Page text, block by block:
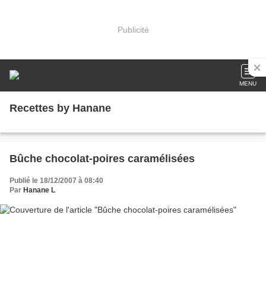
Publicité
MENU
Recettes by Hanane
Bûche chocolat-poires caramélisées
Publié le 18/12/2007 à 08:40
Par Hanane L